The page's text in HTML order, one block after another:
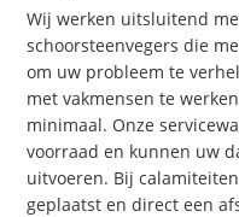
Wij werken uitsluitend
schoorsteenvegers die
om uw probleem te
met vakmensen te
minimaal. Onze
voorraad en kunnen uw
uitvoeren. Bij
geplaatst en direct een